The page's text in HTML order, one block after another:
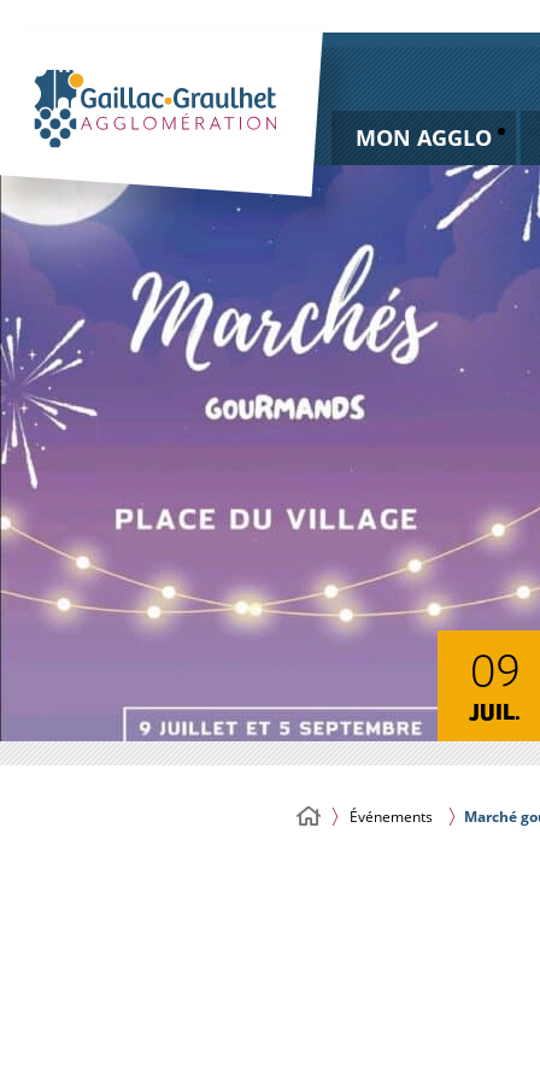
MON AGGLO
09
JUIL.
Événements Marché